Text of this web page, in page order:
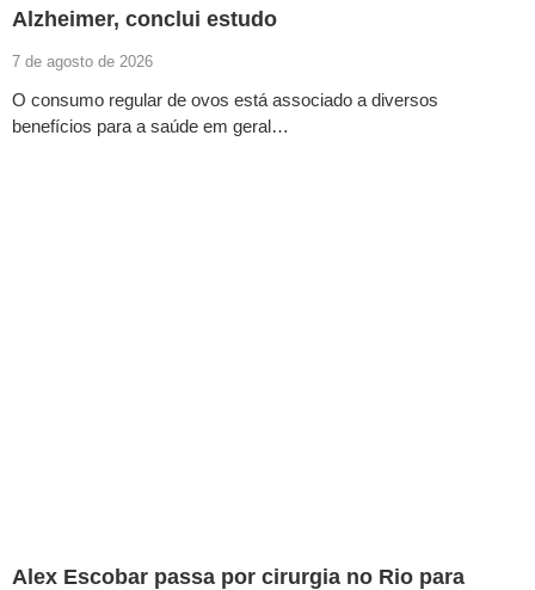
Alzheimer, conclui estudo
7 de agosto de 2026
O consumo regular de ovos está associado a diversos
benefícios para a saúde em geral…
Alex Escobar passa por cirurgia no Rio para